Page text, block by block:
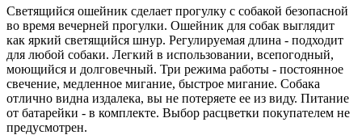
Светящийся ошейник сделает прогулку с собакой безопасной
во время вечерней прогулки. Ошейник для собак выглядит
как яркий светящийся шнур. Регулируемая длина - подходит
для любой собаки. Легкий в использовании, всепогодный,
моющийся и долговечный. Три режима работы - постоянное
свечение, медленное мигание, быстрое мигание. Собака
отлично видна издалека, вы не потеряете ее из виду. Питание
от батарейки - в комплекте. Выбор расцветки покупателем не
предусмотрен.